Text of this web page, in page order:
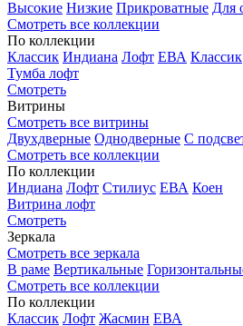
Высокие Низкие Прикроватные Для
Смотреть все коллекции
По коллекции
Классик Индиана Лофт ЕВА Классик
Тумба лофт
Смотреть
Витрины
Смотреть все витрины
Двухдверные Однодверные С
Смотреть все коллекции
По коллекции
Индиана Лофт Стилиус ЕВА Коен
Витрина лофт
Смотреть
Зеркала
Смотреть все зеркала
В раме Вертикальные
Смотреть все коллекции
По коллекции
Классик Лофт Жасмин ЕВА